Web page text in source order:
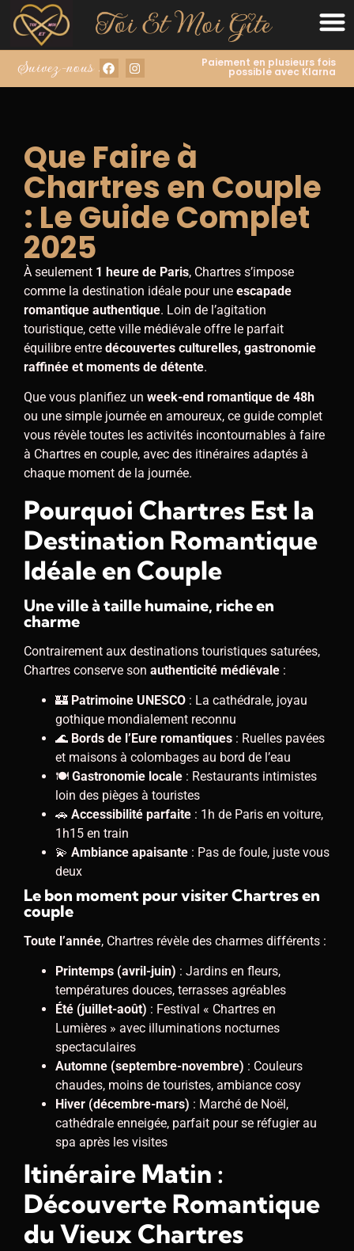
Suivez-nous : Paiement en plusieurs fois
possible avec Klarna
Que Faire à
Chartres en Couple
: Le Guide Complet
2025
À seulement 1 heure de Paris, Chartres s’impose
comme la destination idéale pour une escapade
romantique authentique. Loin de l’agitation
touristique, cette ville médiévale offre le parfait
équilibre entre découvertes culturelles, gastronomie
raffinée et moments de détente.
Que vous planifiez un week-end romantique de 48h
ou une simple journée en amoureux, ce guide complet
vous révèle toutes les activités incontournables à faire
à Chartres en couple, avec des itinéraires adaptés à
chaque moment de la journée.
Pourquoi Chartres Est la
Destination Romantique
Idéale en Couple
Une ville à taille humaine, riche en
charme
Contrairement aux destinations touristiques saturées,
Chartres conserve son authenticité médiévale :
🏰 Patrimoine UNESCO : La cathédrale, joyau
gothique mondialement reconnu
🌊 Bords de l’Eure romantiques : Ruelles pavées
et maisons à colombages au bord de l’eau
🍽️ Gastronomie locale : Restaurants intimistes
loin des pièges à touristes
🚗 Accessibilité parfaite : 1h de Paris en voiture,
1h15 en train
💫 Ambiance apaisante : Pas de foule, juste vous
deux
Le bon moment pour visiter Chartres en
couple
Toute l’année, Chartres révèle des charmes différents :
Printemps (avril-juin) : Jardins en fleurs,
températures douces, terrasses agréables
Été (juillet-août) : Festival « Chartres en
Lumières » avec illuminations nocturnes
spectaculaires
Automne (septembre-novembre) : Couleurs
chaudes, moins de touristes, ambiance cosy
Hiver (décembre-mars) : Marché de Noël,
cathédrale enneigée, parfait pour se réfugier au
spa après les visites
Itinéraire Matin :
Découverte Romantique
du Vieux Chartres